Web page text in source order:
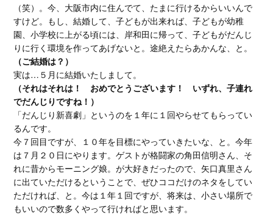
（笑）。今、大阪市内に住んでて、たまに行けるからいいんで
すけど。もし、結婚して、子どもが出来れば、子どもが幼稚
園、小学校に上がる頃には、岸和田に帰って、子どもがだんじ
りに行く環境を作ってあげないと。途絶えたらあかんな、と。
（ご結婚は？）
実は…５月に結婚いたしまして。
（それはそれは！ おめでとうございます！ いずれ、子連れ
でだんじりですね！）
「だんじり新喜劇」というのを１年に１回やらせてもらってい
るんです。
今７回目ですが、１０年を目標にやっていきたいな、と。今年
は７月２０日にやります。ゲストが格闘家の角田信明さん、そ
れに昔からモーニング娘。が大好きだったので、矢口真里さん
に出ていただけるということで、ぜひココだけのネタをしてい
ただければ、と。今は１年１回ですが、将来は、小さい場所で
もいいので数多くやって行ければと思います。